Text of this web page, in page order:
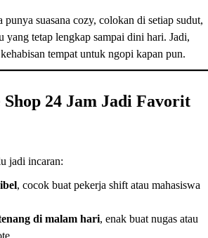
suasana cozy, colokan di setiap sudut,
yang tetap lengkap sampai dini hari. Jadi,
tempat untuk ngopi kapan pun.
Shop 24 Jam Jadi Favorit
jadi incaran:
, cocok buat pekerja shift atau mahasiswa
di malam hari, enak buat nugas atau